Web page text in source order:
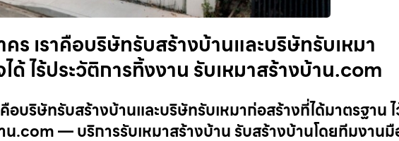
ร เราคือบริษัทรับสร้างบ้านและบริษัทรับเหมา
ด้ ไร้ประวัติการทิ้งงาน รับเหมาสร้างบ้าน.com
บริษัทรับสร้างบ้านและบริษัทรับเหมาก่อสร้างที่ได้มาตรฐาน ไ
น.com — บริการรับเหมาสร้างบ้าน รับสร้างบ้านโดยทีมงาน